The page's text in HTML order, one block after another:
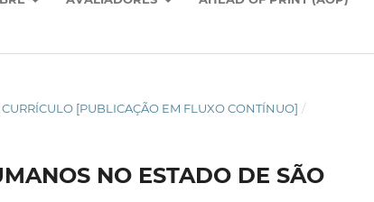
[PUBLICAÇÃO EM FLUXO CONTÍNUO] /
NO ESTADO DE SÃO